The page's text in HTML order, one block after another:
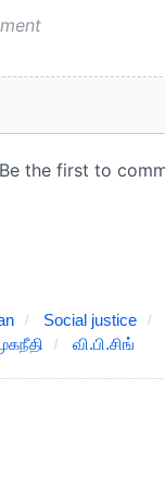
Social justice
வி.பி.சிங்